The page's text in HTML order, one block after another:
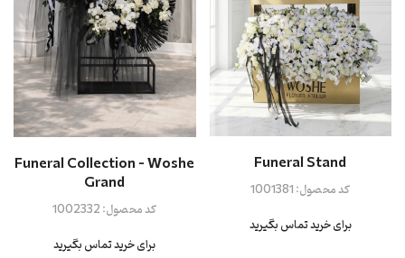
Funeral Stand
برای خرید تماس بگیرید
کد محصول:1001381
Funeral Collection - Woshe
Grand
برای خرید تماس بگیرید
کد محصول:1002332